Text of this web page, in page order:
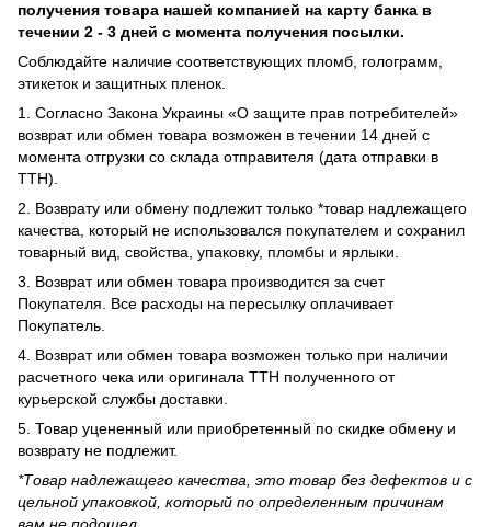
получения товара нашей компанией на карту банка в
течении 2 - 3 дней с момента получения посылки.
Соблюдайте наличие соответствующих пломб, голограмм,
этикеток и защитных пленок.
1. Согласно Закона Украины «О защите прав потребителей»
возврат или обмен товара возможен в течении 14 дней с
момента отгрузки со склада отправителя (дата отправки в
ТТН).
2. Возврату или обмену подлежит только *товар надлежащего
качества, который не использовался покупателем и сохранил
товарный вид, свойства, упаковку, пломбы и ярлыки.
3. Возврат или обмен товара производится за счет
Покупателя. Все расходы на пересылку оплачивает
Покупатель.
4. Возврат или обмен товара возможен только при наличии
расчетного чека или оригинала ТТН полученного от
курьерской службы доставки.
5. Товар уцененный или приобретенный по скидке обмену и
возврату не подлежит.
*Товар надлежащего качества, это товар без дефектов и с
цельной упаковкой, который по определенным причинам